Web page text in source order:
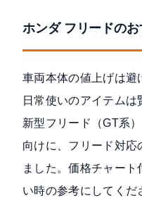
ホンダ フリードの
車両本体の値上げは避
日常使いのアイテムは
新型フリード（GT系
向けに、フリード対応
ました。価格チャー
い時の参考にしてくだ